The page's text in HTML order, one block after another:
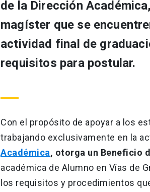
de la Dirección
magíster que se
actividad final de
requisitos para postular.
Con el propósito de apoyar a los
trabajando exclusivamente en la
Académica, otorga un Beneficio
académica de Alumno en Vías de
los requisitos y procedimientos